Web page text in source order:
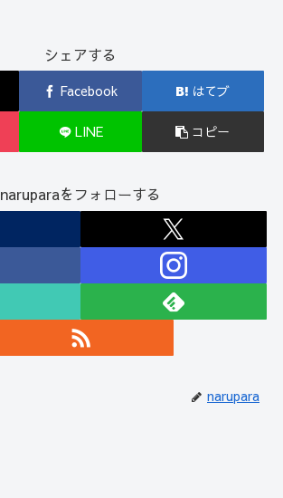
シェアする
Facebook はてブ
LINE コピー
naruparaをフォローする
narupara